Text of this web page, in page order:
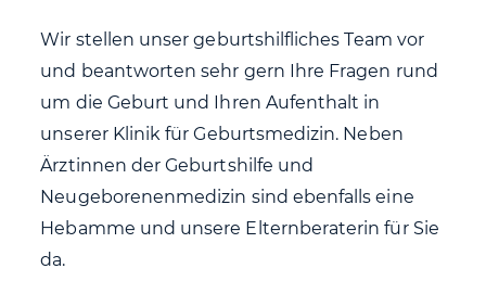
Wir stellen unser geburtshilfliches Team vor
und beantworten sehr gern Ihre Fragen rund
um die Geburt und Ihren Aufenthalt in
unserer Klinik für Geburtsmedizin. Neben
Ärztinnen der Geburtshilfe und
Neugeborenenmedizin sind ebenfalls eine
Hebamme und unsere Elternberaterin für Sie
da.